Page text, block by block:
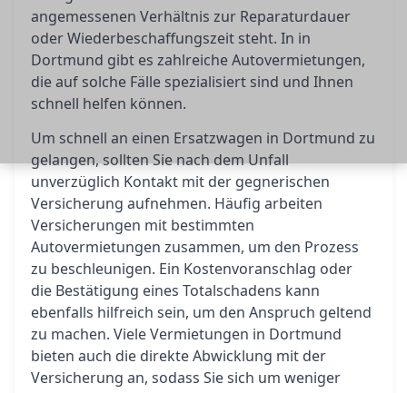
angemessenen Verhältnis zur Reparaturdauer
oder Wiederbeschaffungszeit steht. In in
Dortmund gibt es zahlreiche Autovermietungen,
die auf solche Fälle spezialisiert sind und Ihnen
schnell helfen können.
Um schnell an einen Ersatzwagen in Dortmund zu
gelangen, sollten Sie nach dem Unfall
unverzüglich Kontakt mit der gegnerischen
Versicherung aufnehmen. Häufig arbeiten
Versicherungen mit bestimmten
Autovermietungen zusammen, um den Prozess
zu beschleunigen. Ein Kostenvoranschlag oder
die Bestätigung eines Totalschadens kann
ebenfalls hilfreich sein, um den Anspruch geltend
zu machen. Viele Vermietungen in Dortmund
bieten auch die direkte Abwicklung mit der
Versicherung an, sodass Sie sich um weniger